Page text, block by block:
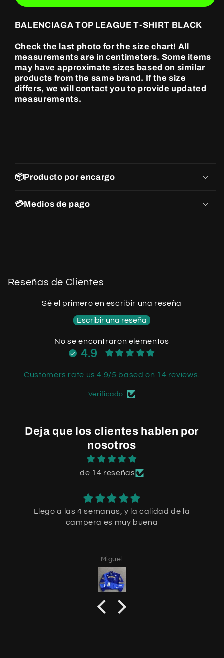
SHIRT
BLACK
SHIRT
BLACK
BALENCIAGA TOP LEAGUE T-SHIRT BLACK
Check the last photo for the size chart! All
measurements are in centimeters. Some items
may have approximate sizes based on similar
products from the same brand. If the size
differs, we will contact you to provide updated
measurements.
📦Producto por encargo
💳Medios de pago
Reseñas de Clientes
Sé el primero en escribir una reseña
Escribir una reseña
No se encontraron elementos
4.9
Customers rate us 4.9/5 based on 14 reviews.
Verificado
Deja que los clientes hablen por
nosotros
de 14 reseñas
Llego a las 4 semanas, y la calidad de la
campera es muy buena
Miguel